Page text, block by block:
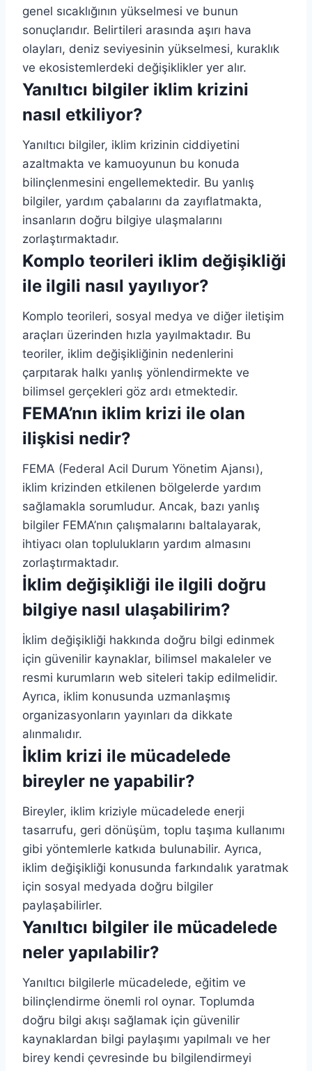
genel sıcaklığının yükselmesi ve bunun
sonuçlarıdır. Belirtileri arasında aşırı hava
olayları, deniz seviyesinin yükselmesi, kuraklık
ve ekosistemlerdeki değişiklikler yer alır.
Yanıltıcı bilgiler iklim krizini
nasıl etkiliyor?
Yanıltıcı bilgiler, iklim krizinin ciddiyetini
azaltmakta ve kamuoyunun bu konuda
bilinçlenmesini engellemektedir. Bu yanlış
bilgiler, yardım çabalarını da zayıflatmakta,
insanların doğru bilgiye ulaşmalarını
zorlaştırmaktadır.
Komplo teorileri iklim değişikliği
ile ilgili nasıl yayılıyor?
Komplo teorileri, sosyal medya ve diğer iletişim
araçları üzerinden hızla yayılmaktadır. Bu
teoriler, iklim değişikliğinin nedenlerini
çarpıtarak halkı yanlış yönlendirmekte ve
bilimsel gerçekleri göz ardı etmektedir.
FEMA’nın iklim krizi ile olan
ilişkisi nedir?
FEMA (Federal Acil Durum Yönetim Ajansı),
iklim krizinden etkilenen bölgelerde yardım
sağlamakla sorumludur. Ancak, bazı yanlış
bilgiler FEMA’nın çalışmalarını baltalayarak,
ihtiyacı olan toplulukların yardım almasını
zorlaştırmaktadır.
İklim değişikliği ile ilgili doğru
bilgiye nasıl ulaşabilirim?
İklim değişikliği hakkında doğru bilgi edinmek
için güvenilir kaynaklar, bilimsel makaleler ve
resmi kurumların web siteleri takip edilmelidir.
Ayrıca, iklim konusunda uzmanlaşmış
organizasyonların yayınları da dikkate
alınmalıdır.
İklim krizi ile mücadelede
bireyler ne yapabilir?
Bireyler, iklim kriziyle mücadelede enerji
tasarrufu, geri dönüşüm, toplu taşıma kullanımı
gibi yöntemlerle katkıda bulunabilir. Ayrıca,
iklim değişikliği konusunda farkındalık yaratmak
için sosyal medyada doğru bilgiler
paylaşabilirler.
Yanıltıcı bilgiler ile mücadelede
neler yapılabilir?
Yanıltıcı bilgilerle mücadelede, eğitim ve
bilinçlendirme önemli rol oynar. Toplumda
doğru bilgi akışı sağlamak için güvenilir
kaynaklardan bilgi paylaşımı yapılmalı ve her
birey kendi çevresinde bu bilgilendirmeyi